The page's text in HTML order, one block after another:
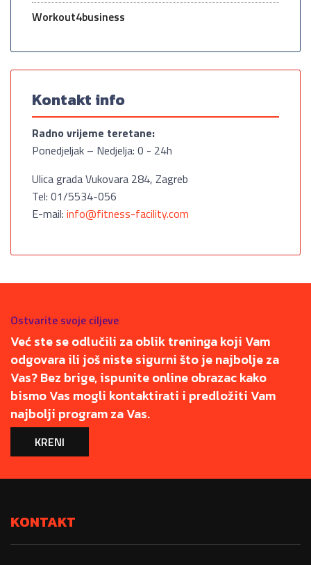
Workout4business
Kontakt info
Radno vrijeme teretane:
Ponedjeljak – Nedjelja: 0 - 24h
Ulica grada Vukovara 284, Zagreb
Tel: 01/5534-056
E-mail: info@fitness-facility.com
Ostvarite svoje ciljeve
Već ste se odlučili za oblik treninga koji Vam
odgovara ili još niste sigurni što je najbolje za
Vas? Bez brige, ispunite online obrazac kako
bismo Vas mogli kontaktirati i predložiti Vam
najbolji program za Vas.
KRENI
KONTAKT